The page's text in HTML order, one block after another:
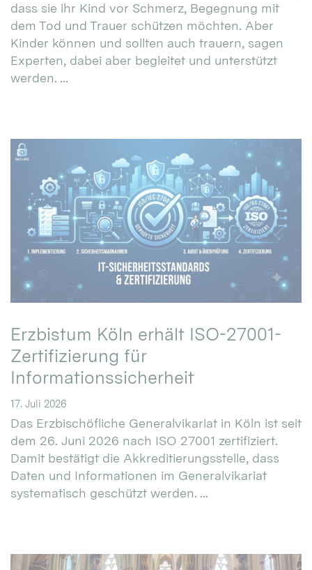
dass sie ihr Kind vor Schmerz, Begegnung mit
dem Tod und Trauer schützen möchten. Aber
Kinder können und sollten auch trauern, sagen
Experten, dabei aber begleitet und unterstützt
werden. ...
Erzbistum Köln erhält ISO-27001-
Zertifizierung für
Informationssicherheit
17. Juli 2026
Das Erzbischöfliche Generalvikariat in Köln ist seit
dem 26. Juni 2026 nach ISO 27001 zertifiziert.
Damit bestätigt die Akkreditierungsstelle, dass
Daten und Informationen im Generalvikariat
systematisch geschützt werden. ...